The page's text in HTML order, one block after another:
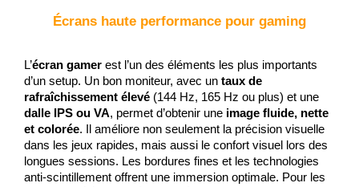
Écrans haute performance pour gaming
L’écran gamer est l’un des éléments les plus importants
d’un setup. Un bon moniteur, avec un taux de
rafraîchissement élevé
dalle IPS ou VA, permet d’obtenir une image fluide, nette
et colorée. Il améliore non seulement la précision visuelle
dans les jeux rapides, mais aussi le confort visuel lors des
longues sessions. Les bordures fines et les technologies
anti-scintillement offrent une immersion optimale. Pour les